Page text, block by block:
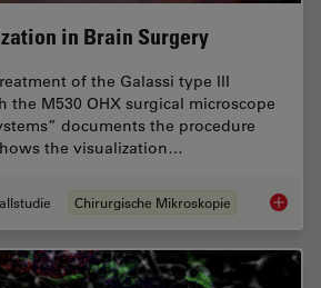
in Brain Surgery
of the Galassi type III
the M530 OHX surgical microscope
documents the procedure
the visualization…
Chirurgische Mikroskopie